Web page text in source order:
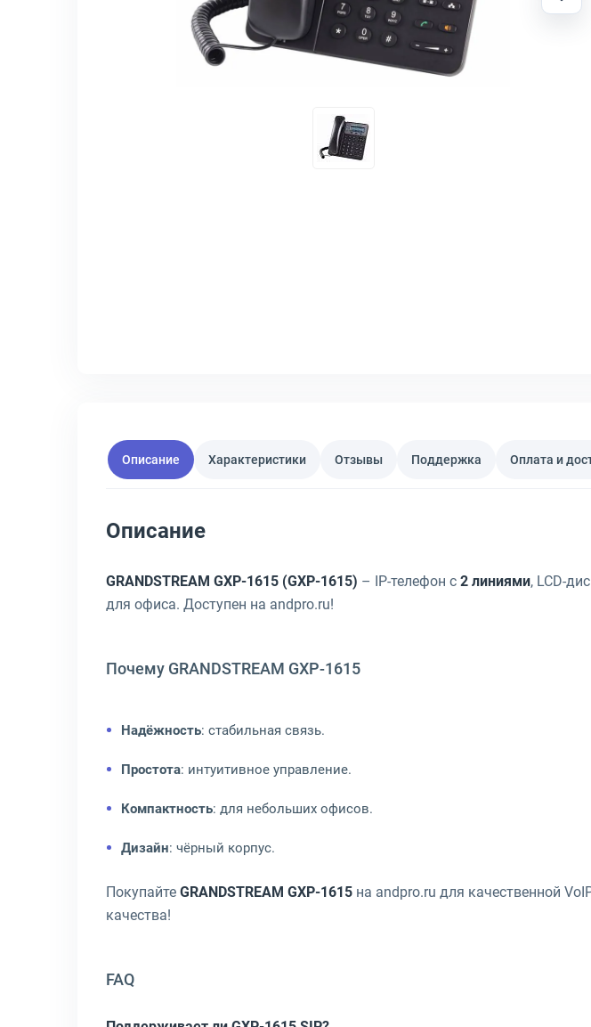
Описание Характеристики Отзывы Поддержка Оплата и
Описание
GRANDSTREAM GXP-1615 (GXP-1615) – IP-телефон с 2 линиями, LCD-
для офиса. Доступен на andpro.ru!
Почему GRANDSTREAM GXP-1615
Надёжность: стабильная связь.
Простота: интуитивное управление.
Компактность: для небольших офисов.
Дизайн: чёрный корпус.
Покупайте GRANDSTREAM GXP-1615 на andpro.ru для качественной
качества!
FAQ